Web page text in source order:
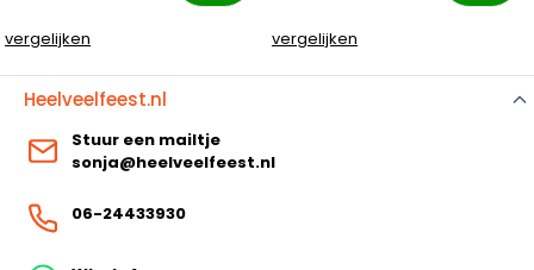
vergelijken vergelijken
Heelveelfeest.nl
Stuur een mailtje
sonja@heelveelfeest.nl
06-24433930